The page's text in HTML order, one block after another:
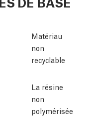
Matériau
non
recyclable
La résine
non
polymérisée